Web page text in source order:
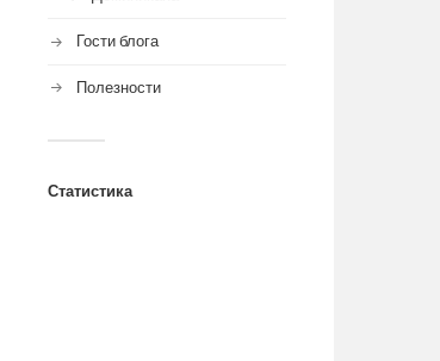
Гости блога
Полезности
Статистика